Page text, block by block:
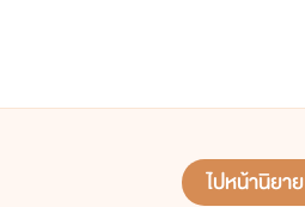
ไปหน้านิยาย